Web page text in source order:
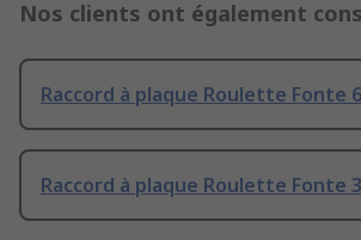
Nos clients ont également
Raccord à plaque Roulette Fonte
Raccord à plaque Roulette Fonte